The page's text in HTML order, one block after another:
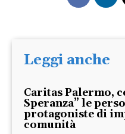
Leggi anche
Caritas Palermo,
Speranza” le
protagoniste di
comunità